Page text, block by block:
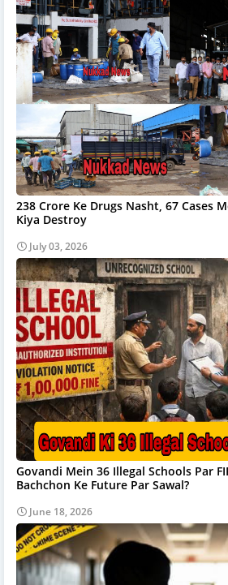
238 Crore Ke Drugs Nasht, 67 Cases
Kiya Destroy
July 03, 2026
Govandi Mein 36 Illegal Schools Par
Bachchon Ke Future Par Sawal?
June 18, 2026